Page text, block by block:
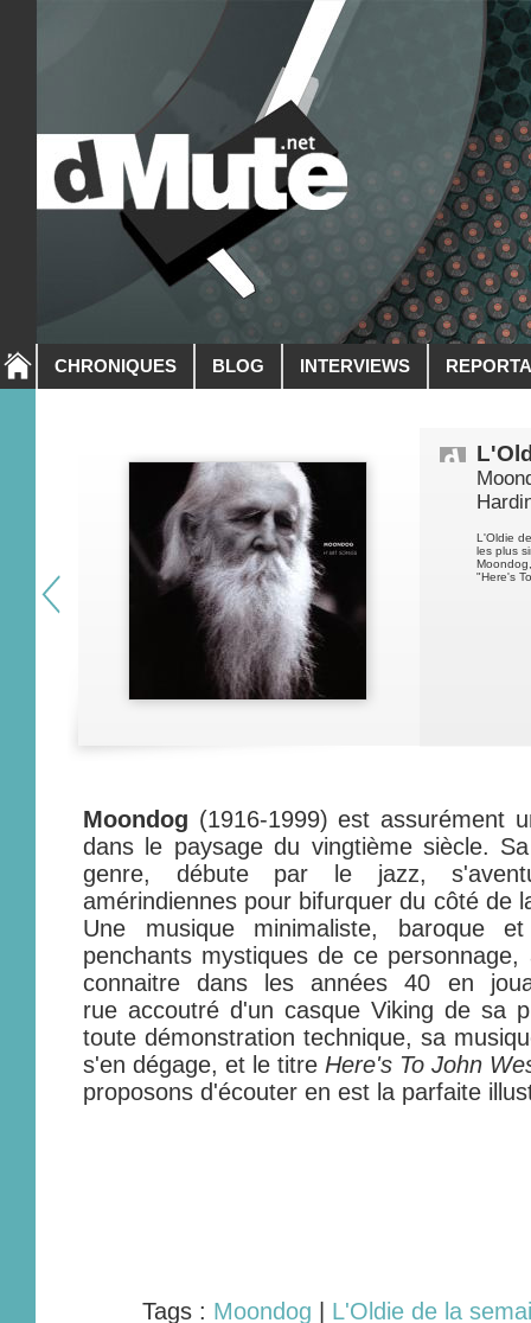
CHRONIQUES BLOG INTERVIEWS
L'Oldie
les plus
"Here's
Moondog (1916-1999) ​est assurément
dans le paysage du vingtième siècle.
genre, débute par le jazz,
amérindiennes pour bifurquer du côté de
Une musique minimaliste, baroque
penchants mystiques de ce
connaitre dans les années 40 en
rue accoutré d'un casque Viking de sa
toute démonstration technique, sa
s'en dégage, et le titre Here's To John
proposons d'écouter en est la parfaite
Tags : Moondog L'Oldie de la